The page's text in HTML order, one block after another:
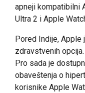
apneji kompatibilni
Ultra 2 i Apple
Pored Indije,
zdravstvenih
Pro sada je
obaveštenja o
korisnike Apple